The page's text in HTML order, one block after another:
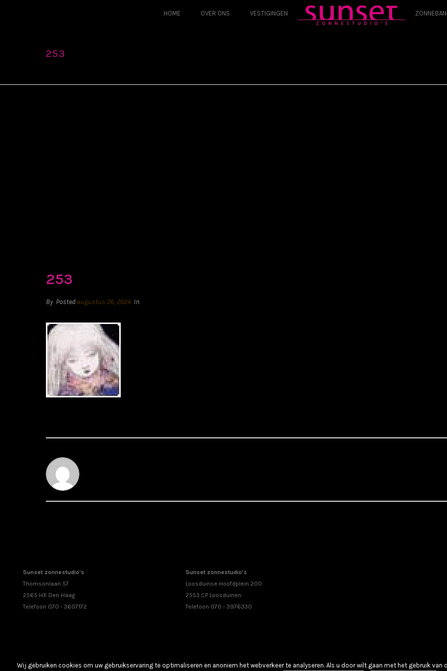
HOME OVER ONS VESTIGINGEN
253
253
By Posted augustus 26, 2024 In
Sunset zonnestudio's
Thomsonlaan 57
2565 HX Den Haag
Telefoon 070 - 3607172
Sunset zonnestudio's
Loosduinse Hoofdplein 200
2553 CP Loosduinen
Telefoon 070 - 3976330
Wij gebruiken cookies om uw gebruikservaring te optimaliseren en anoniem het webverkeer te analyseren. Als u door wilt gaan met het gebruik